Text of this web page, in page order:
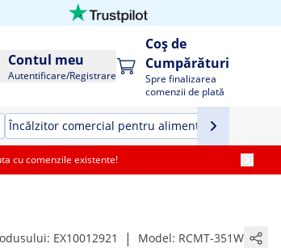
Contul meu
Autentificare/Registrare
Coș de
Cumpărături
Spre finalizarea
comenzii de plată
Încălzitor comercial pentru alimente
cu comenzile existente!
EX10012921 | Model: RCMT-351W